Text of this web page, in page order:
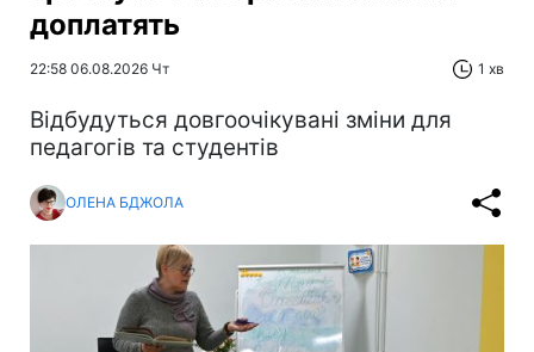
доплатять
22:58 06.08.2026 Чт 1 хв
Відбудуться довгоочікувані зміни для
педагогів та студентів
ОЛЕНА БДЖОЛА